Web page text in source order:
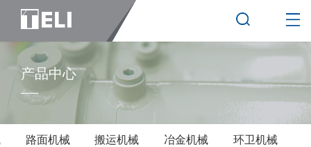
产品中心
路面机械 搬运机械 冶金机械 环卫机械